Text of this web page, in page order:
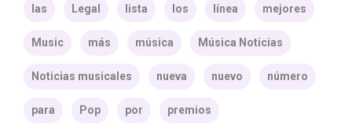
las Legal lista los línea mejores
Music más música Música Noticias
Noticias musicales nueva nuevo número
para Pop por premios